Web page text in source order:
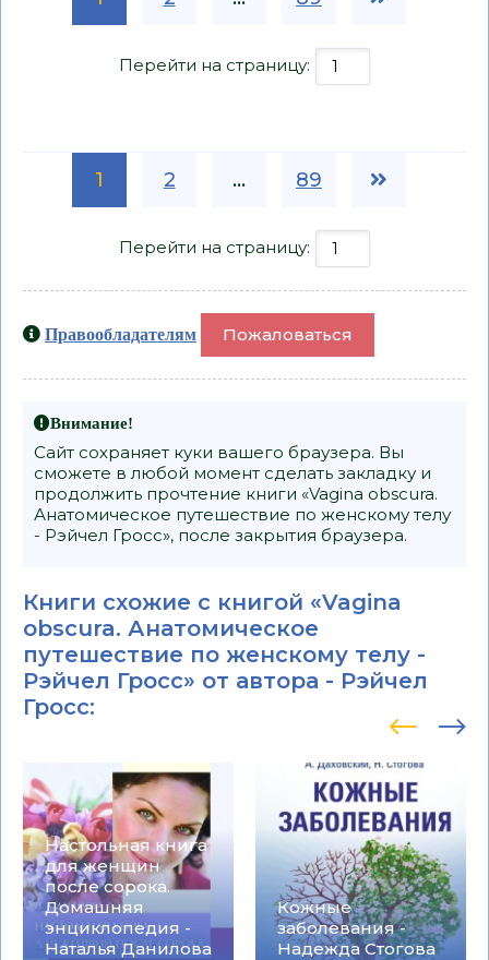
Перейти на страницу:
1 2 ... 89
Перейти на страницу:
Правообладателям Пожаловаться
Внимание!
Сайт сохраняет куки вашего браузера. Вы
сможете в любой момент сделать закладку и
продолжить прочтение книги «Vagina obscura.
Анатомическое путешествие по женскому телу
- Рэйчел Гросс», после закрытия браузера.
Книги схожие с книгой «Vagina
obscura. Анатомическое
путешествие по женскому телу -
Рэйчел Гросс» от автора - Рэйчел
Гросс:
Настольная книга
для женщин
после сорока.
Домашняя
энциклопедия -
Наталья Данилова
Кожные
заболевания -
Надежда Стогова